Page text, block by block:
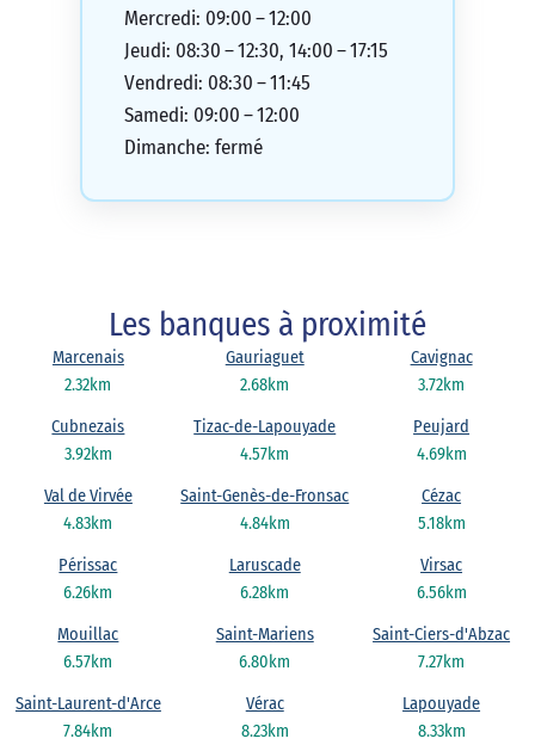
Mercredi: 09:00 – 12:00
Jeudi: 08:30 – 12:30, 14:00 – 17:15
Vendredi: 08:30 – 11:45
Samedi: 09:00 – 12:00
Dimanche: fermé
Les banques à proximité
2.32km
Marcenais
2.68km
Gauriaguet
3.72km
Cavignac
3.92km
Cubnezais
4.57km
Tizac-de-Lapouyade
4.69km
Peujard
4.83km
Val de Virvée
4.84km
Saint-Genès-de-Fronsac
5.18km
Cézac
6.26km
Périssac
6.28km
Laruscade
6.56km
Virsac
6.57km
Mouillac
6.80km
Saint-Mariens
7.27km
Saint-Ciers-d'Abzac
7.84km
Saint-Laurent-d'Arce
8.23km
Vérac
8.33km
Lapouyade